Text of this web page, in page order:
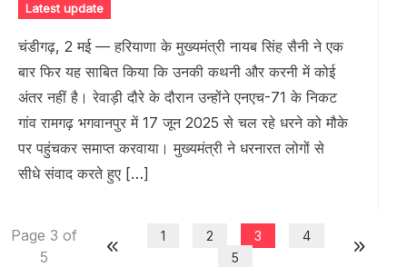
Latest update
चंडीगढ़, 2 मई — हरियाणा के मुख्यमंत्री नायब सिंह सैनी ने एक
बार फिर यह साबित किया कि उनकी कथनी और करनी में कोई
अंतर नहीं है। रेवाड़ी दौरे के दौरान उन्होंने एनएच-71 के निकट
गांव रामगढ़ भगवानपुर में 17 जून 2025 से चल रहे धरने को मौके
पर पहुंचकर समाप्त करवाया। मुख्यमंत्री ने धरनारत लोगों से
सीधे संवाद करते हुए […]
Page 3 of
5
1 2 3
4
5